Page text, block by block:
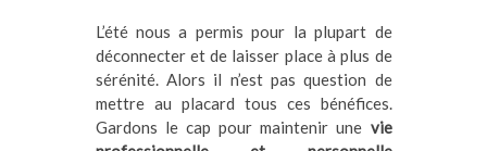
L’été nous a permis pour la plupart de
déconnecter et de laisser place à plus de
sérénité. Alors il n’est pas question de
mettre au placard tous ces bénéfices.
Gardons le cap pour maintenir une vie